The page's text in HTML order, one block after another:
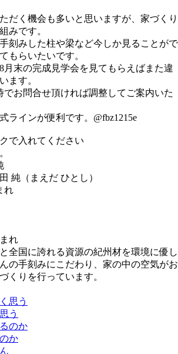
だく機会も多いと思いますが、家づくり
みです。
刻みした柱や梁など今しか見ることがで
もらいたいです。
月末の完成見学会を見てもらえばまた違
ます。
でお問合せ頂ければ調整してご案内いた
ラインが便利です。@fbz1215e
で入れてください
純 （まえだ ひとし）
れ
れ
全国に誇れる資源の紀州材を環境に優し
の手刻みにこだわり、家の中の空気がお
くりを行っています。
う
か